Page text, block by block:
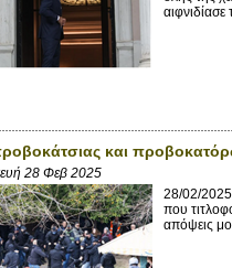
και
28 Φεβ 2025
28/02/2025
που
απόψεις